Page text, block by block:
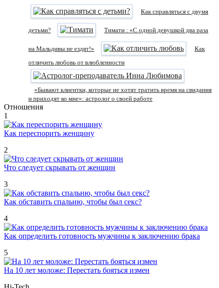
Как справляться с двумя
детьми? Тимати : «С одной девушкой два раза
на Мальдивы не ездят!»
Как
отличить любовь от влюбленности
«Бывают клиентки, которые не хотят тратить время на свидания
и приходят ко мне»: астролог о своей работе
Отношения
1
Как переспорить женщину
2
Что следует скрывать от женщин
3
Как обставить спальню, чтобы был секс?
4
Как определить готовность мужчины к заключению брака
5
На 10 лет моложе: Перестать бояться измен